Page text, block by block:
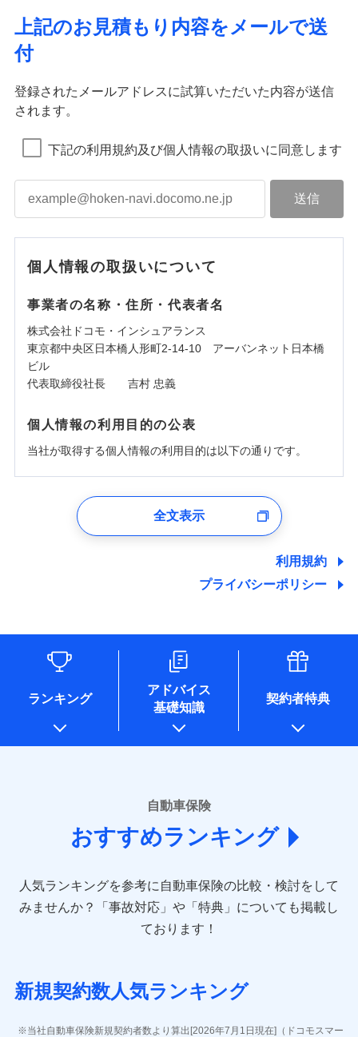
上記のお見積もり内容をメールで送
付
登録されたメールアドレスに試算いただいた内容が送信
されます。
下記の利用規約及び個人情報の取扱いに同意します
個人情報の取扱いについて
事業者の名称・住所・代表者名
株式会社ドコモ・インシュアランス
東京都中央区日本橋人形町2-14-10 アーバンネット日本橋
ビル
代表取締役社長 吉村 忠義
個人情報の利用目的の公表
当社が取得する個人情報の利用目的は以下の通りです。
ユーザー登録受付および、管理のため
しくは委託を受けている保険会社・提携会社の保険その他に
関する情報を提供し、金融商品等の契約を勧奨するため、ま
た維持管理等の委託業務遂行のため、またそれらに付帯、関
情報を取引のある他の保険会社の商品・サービスをご提案す
るために利用させていただくことがあります。）
各種セミナーの開催のため
コンサルティングサービスの実施のため
アンケートやキャンペーン等の実施のため
上記に係る案内・手続き・管理等付帯業務を行うため
* 当社が委託を受けている保険会社の情報は、保険会社のホ
ームページに掲載しておりますので、ご確認ください。
あいおいニッセイ同和損害保険株式会社
(https://www.aioinissaydowa.co.jp/)
アクサ損害保険株式会社 (https://www.axa-
direct.co.jp/)
sompo.co.jp/)
東京海上ダイレクト損害保険株式会社 (https://www.e-
AIG損害保険株式会社 (https://www.aig.co.jp/sonpo)
ジェイアイ傷害火災保険株式会社
ソニー損害保険株式会社
全文表示
利用規約
プライバシーポリシー
ランキング
アドバイス
基礎知識
契約者特典
自動車保険
おすすめランキング
人気ランキングを参考に自動車保険の比較・検討をして
みませんか？
「事故対応」や「特典」についても掲載し
ております！
新規契約数人気ランキング
当社自動車保険新規契約者数より算出[2026年7月1日現在]（ドコモスマー